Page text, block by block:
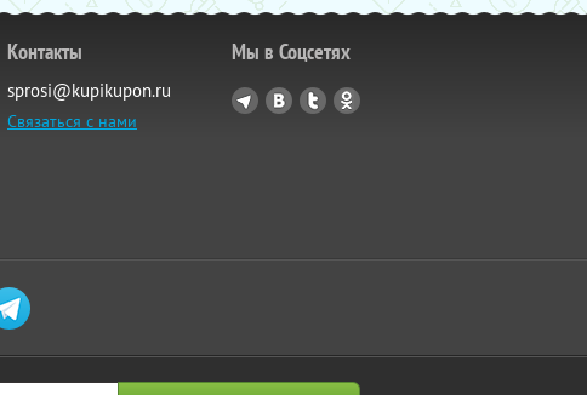
Контакты
sprosi@kupikupon.ru
Связаться с нами
Мы в Соцсетях